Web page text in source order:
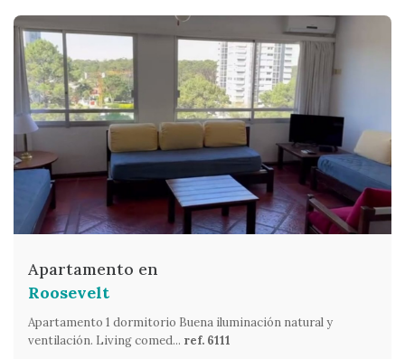
Apartamento en
Roosevelt
Apartamento 1 dormitorio Buena iluminación natural y
ventilación. Living comed... ref. 6111